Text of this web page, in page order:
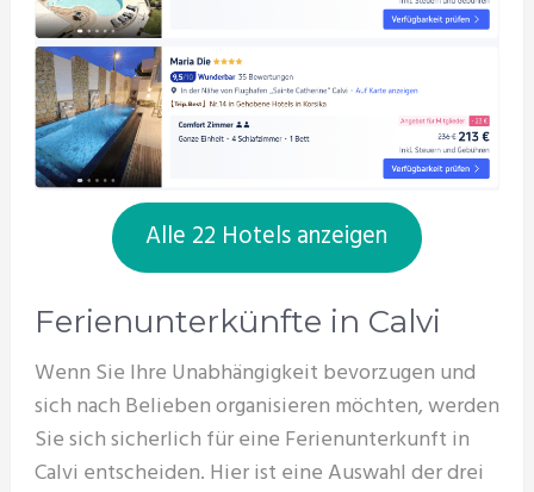
Alle 22 Hotels anzeigen
Ferienunterkünfte in Calvi
Wenn Sie Ihre Unabhängigkeit bevorzugen und
sich nach Belieben organisieren möchten, werden
Sie sich sicherlich für eine Ferienunterkunft in
Calvi entscheiden. Hier ist eine Auswahl der drei